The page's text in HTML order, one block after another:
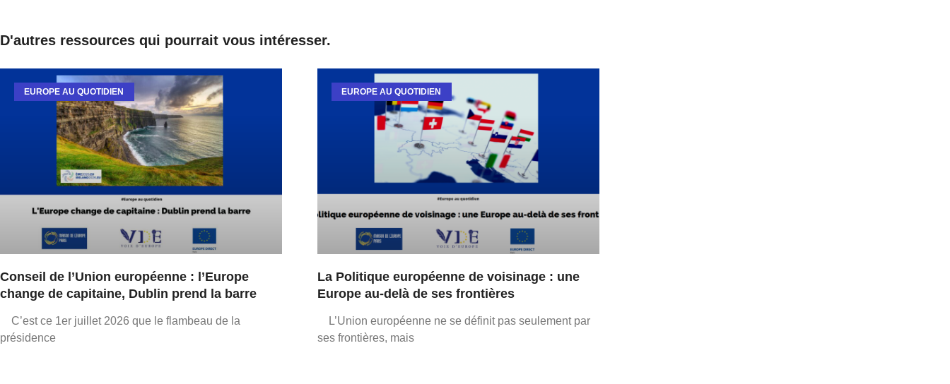
D'autres ressources qui pourrait vous intéresser.
EUROPE AU QUOTIDIEN
Conseil de l’Union européenne : l’Europe
change de capitaine, Dublin prend la barre
C’est ce 1er juillet 2026 que le flambeau de la
présidence
EUROPE AU QUOTIDIEN
La Politique européenne de voisinage : une
Europe au-delà de ses frontières
L’Union européenne ne se définit pas seulement par
ses frontières, mais